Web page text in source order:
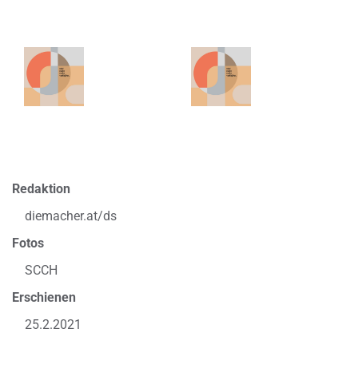
Redaktion
diemacher.at/ds
Fotos
SCCH
Erschienen
25.2.2021